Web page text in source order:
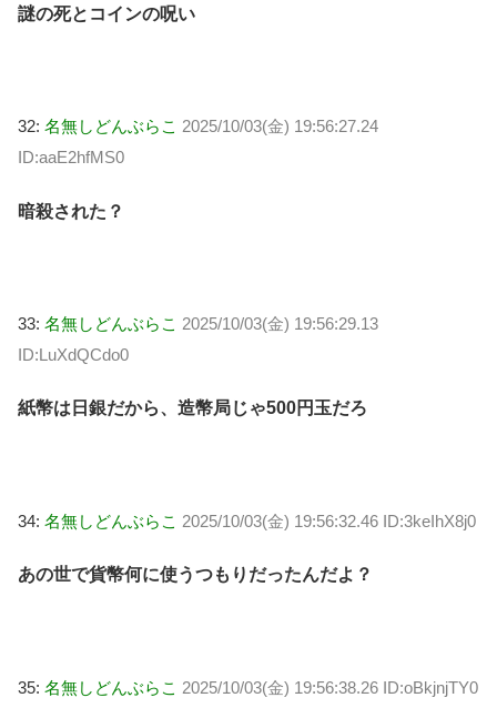
謎の死とコインの呪い
32: 名無しどんぶらこ 2025/10/03(金) 19:56:27.24
ID:aaE2hfMS0
暗殺された？
33: 名無しどんぶらこ 2025/10/03(金) 19:56:29.13
ID:LuXdQCdo0
紙幣は日銀だから、造幣局じゃ500円玉だろ
34: 名無しどんぶらこ 2025/10/03(金) 19:56:32.46 ID:3keIhX8j0
あの世で貨幣何に使うつもりだったんだよ？
35: 名無しどんぶらこ 2025/10/03(金) 19:56:38.26 ID:oBkjnjTY0